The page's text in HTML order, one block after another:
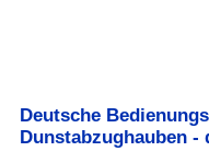
Deutsche
Dunstabzughauben -